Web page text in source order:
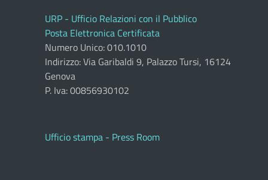
URP - Ufficio Relazioni con il Pubblico
Posta Elettronica Certificata
Numero Unico: 010.1010
Indirizzo: Via Garibaldi 9, Palazzo Tursi, 16124
Genova
P. Iva: 00856930102
Ufficio stampa - Press Room